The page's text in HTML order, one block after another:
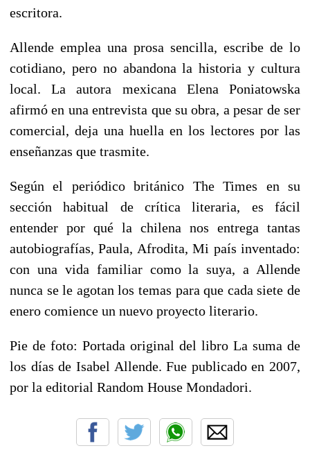
escritora.
Allende emplea una prosa sencilla, escribe de lo
cotidiano, pero no abandona la historia y cultura
local. La autora mexicana Elena Poniatowska
afirmó en una entrevista que su obra, a pesar de ser
comercial, deja una huella en los lectores por las
enseñanzas que trasmite.
Según el periódico británico The Times en su
sección habitual de crítica literaria, es fácil
entender por qué la chilena nos entrega tantas
autobiografías, Paula, Afrodita, Mi país inventado:
con una vida familiar como la suya, a Allende
nunca se le agotan los temas para que cada siete de
enero comience un nuevo proyecto literario.
Pie de foto: Portada original del libro La suma de
los días de Isabel Allende. Fue publicado en 2007,
por la editorial Random House Mondadori.